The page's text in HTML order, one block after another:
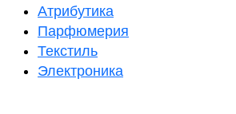
Атрибутика
Парфюмерия
Текстиль
Электроника